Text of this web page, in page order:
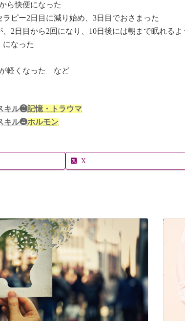
ら快便になった
ピー2日目に減り始め、3日目でおさまった
2日目から2回になり、10日後には朝まで眠れるよ
なった
軽くなった など
キル❷記憶・トラウマ
キル❹ホルモン
X